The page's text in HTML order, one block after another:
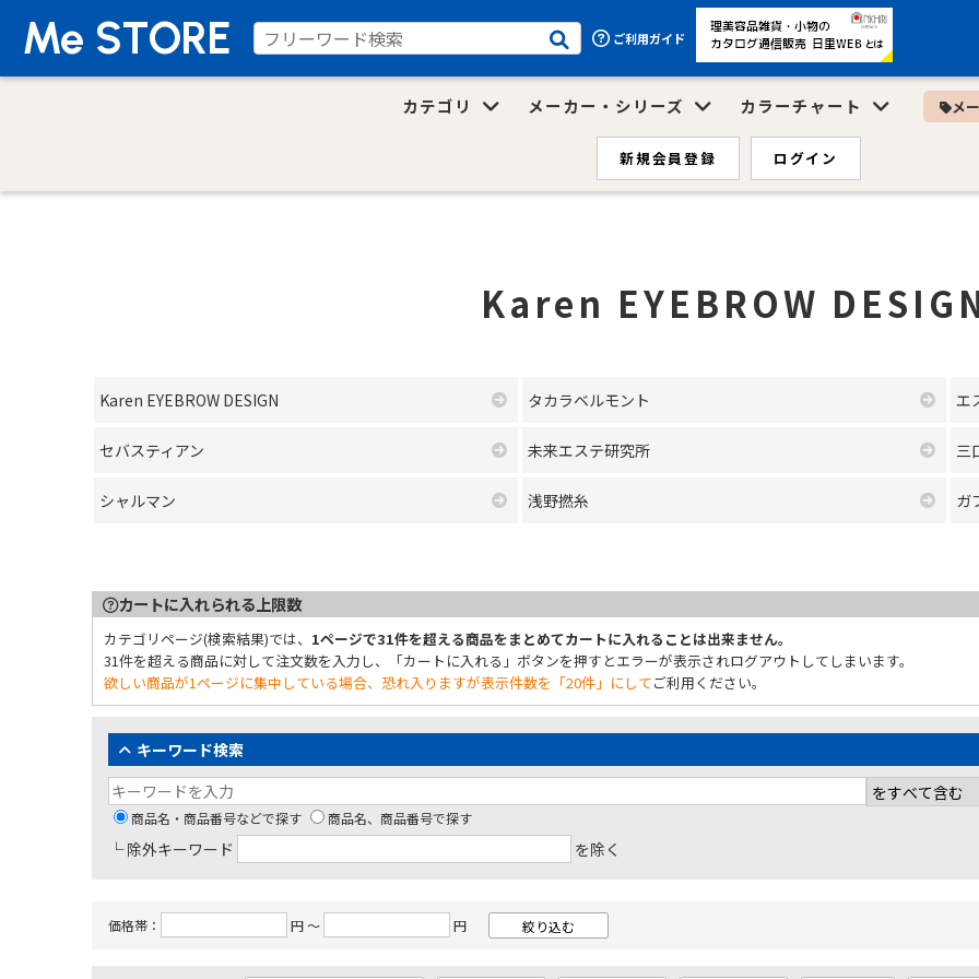
Me STORE ご利用ガイド
カテゴリ メーカー・シリーズ カラーチャート メ
新規会員登録 ログイン
Karen EYEBROW
Karen EYEBROW DESIGN タカラベルモント エ
セバスティアン 未来エステ研究所 三
シャルマン 浅野撚糸 ガ
カートに入れられる上限数
カテゴリページ(検索結果)では、 1ページで31件を超える商品をまとめてカートに入れることは出来ません。
31件を超える商品に対して注文数を入力し、「カートに入れる」ボタンを押すとエラーが表示されログアウトしてしまいます。
欲しい商品が1ページに集中している場合、恐れ入りますが表示件数を「20件」にしてご利用ください。
キーワード検索
商品名・商品番号などで探す 商品名、商品番号で探す
└ 除外キーワード を除く
価格帯： 円 ～ 円